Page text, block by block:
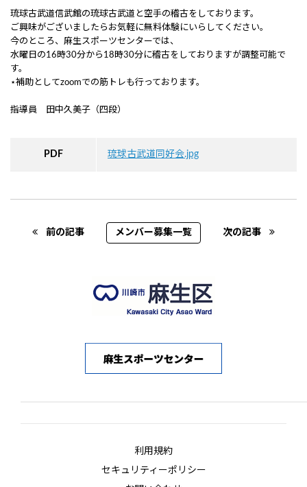
琉球古武道信武館の琉球古武道と空手の稽古をしております。
ご興味がございましたらお気軽に無料体験にいらしてください。
今のところ、麻生スポーツセンターでは、
水曜日の16時30分から18時30分に稽古をしておりますが調整可能で
す。
⋆補助としてzoomでの筋トレも行っております。
指導員 田中久美子（四段）
PDF 琉球古武道同好会.jpg
Post navigation
前の記事 メンバー募集一覧 次の記事
利用規約
セキュリティーポリシー